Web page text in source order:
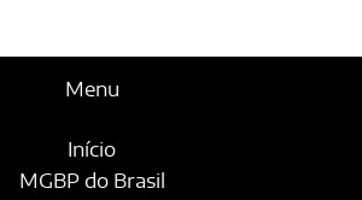
Menu
Início
MGBP do Brasil